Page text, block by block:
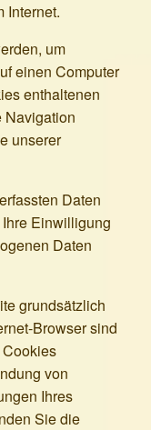
Internet.
um
einen Computer
enthaltenen
Navigation
unserer
Daten
Einwilligung
Daten
grundsätzlich
Browser sind
von
Ihres
Sie die